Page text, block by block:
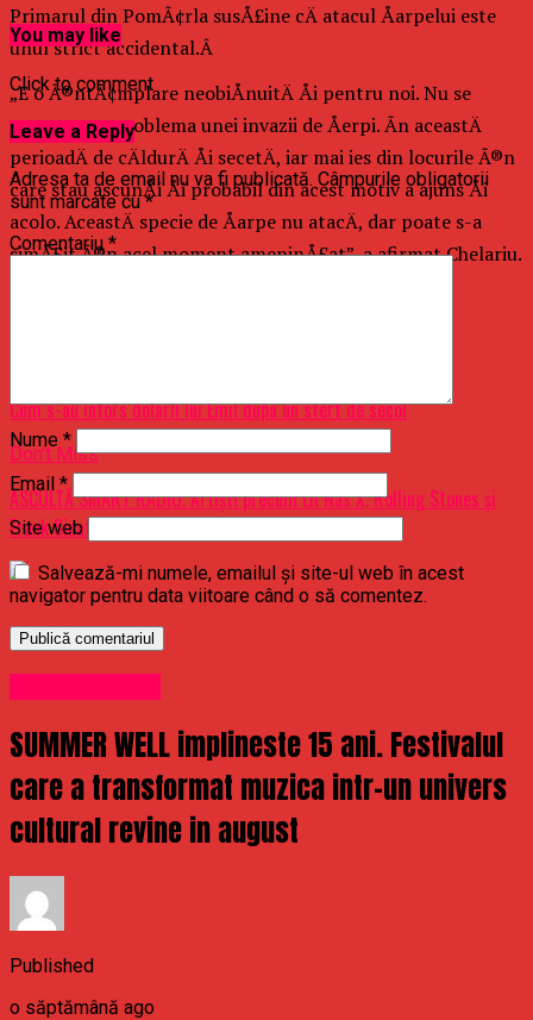
Primarul din PomÃ¢rla susÅ£ine cÄ atacul Åarpelui este
unul strict accidental.Â
„E o Ã®ntÃ¢mplare neobiÅnuitÄ Åi pentru noi. Nu se
poate pune problema unei invazii de Åerpi. Ãn aceastÄ
perioadÄ de cÄldurÄ Åi secetÄ, iar mai ies din locurile Ã®n
care stau ascunÅi Åi probabil din acest motiv a ajuns Åi
acolo. AceastÄ specie de Åarpe nu atacÄ, dar poate s-a
simÅ£it Ã®n acel moment ameninÅ£at”, a afirmat Chelariu.
Cum s-au intors dolarii lui Emil dupa un sfert de secol
Don't Miss
ASCULTĂ SMART RADIO. Artişti precum Lil Nas X, Rolling Stones şi
Frank Sinatra, în „playlist-ul de vară” al soţilor Obama
You may like
Click to comment
Leave a Reply
Adresa ta de email nu va fi publicată. Câmpurile obligatorii
sunt marcate cu*
Comentariu*
Nume *
Email *
Site web
Salvează-mi numele, emailul și site-ul web în acest
navigator pentru data viitoare când o să comentez.
SUMMER WELL implineste 15 ani. Festivalul
care a transformat muzica intr-un univers
cultural revine in august
Published
o săptămână ago